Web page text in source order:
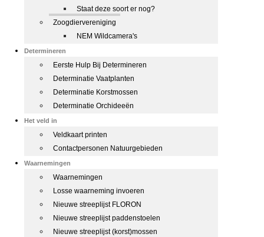
Staat deze soort er nog?
Zoogdiervereniging
NEM Wildcamera's
Determineren
Eerste Hulp Bij Determineren
Determinatie Vaatplanten
Determinatie Korstmossen
Determinatie Orchideeën
Het veld in
Veldkaart printen
Contactpersonen Natuurgebieden
Waarnemingen
Waarnemingen
Losse waarneming invoeren
Nieuwe streeplijst FLORON
Nieuwe streeplijst paddenstoelen
Nieuwe streeplijst (korst)mossen